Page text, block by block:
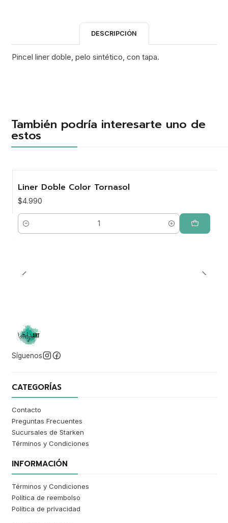
DESCRIPCIÓN
Pincel liner doble, pelo sintético, con tapa.
También podría interesarte uno de
estos
Liner Doble Color Tornasol
$4.990
Cantidad
Síguenos
CATEGORÍAS
Contacto
Preguntas Frecuentes
Sucursales de Starken
Términos y Condiciones
INFORMACIÓN
Términos y Condiciones
Política de reembolso
Política de privacidad